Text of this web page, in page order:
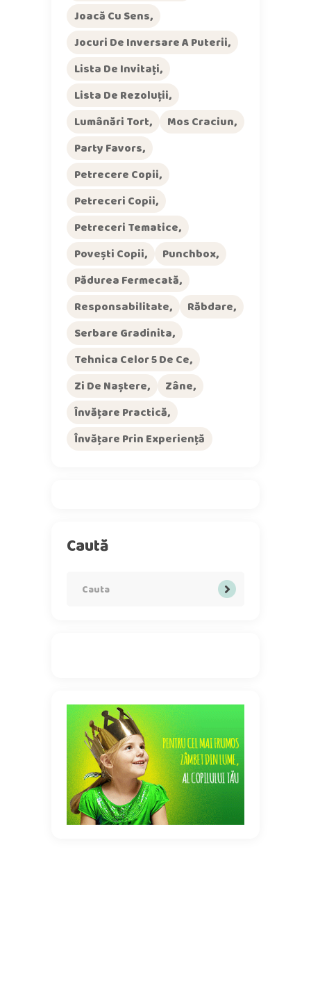
Joacă Cu Sens
Jocuri De Inversare A Puterii
Lista De Invitați
Lista De Rezoluții
Lumânări Tort
Mos Craciun
Party Favors
Petrecere Copii
Petreceri Copii
Petreceri Tematice
Povești Copii
Punchbox
Pădurea Fermecată
Responsabilitate
Răbdare
Serbare Gradinita
Tehnica Celor 5 De Ce
Zi De Naștere
Zâne
Învățare Practică
Învățare Prin Experiență
Caută
for: